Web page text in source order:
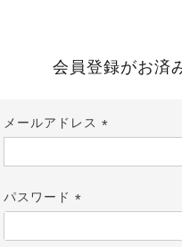
会員登録がお済
メールアドレス
須)
パスワード
須)